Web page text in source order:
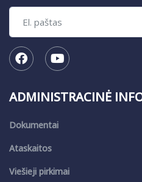
ADMINISTRACINĖ
Dokumentai
Ataskaitos
Viešieji pirkimai